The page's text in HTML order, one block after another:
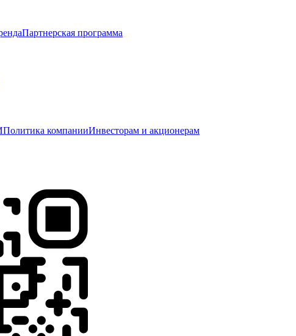
Партнерская программа
Политика компанииИнвесторам и акционерам